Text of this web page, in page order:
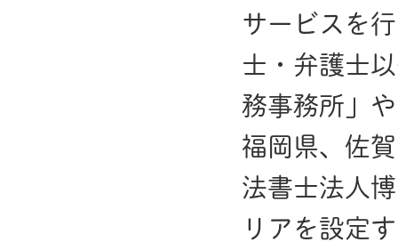
サービスを
士・弁護士
務事務所」
福岡県、佐
法書士法人
リアを設定